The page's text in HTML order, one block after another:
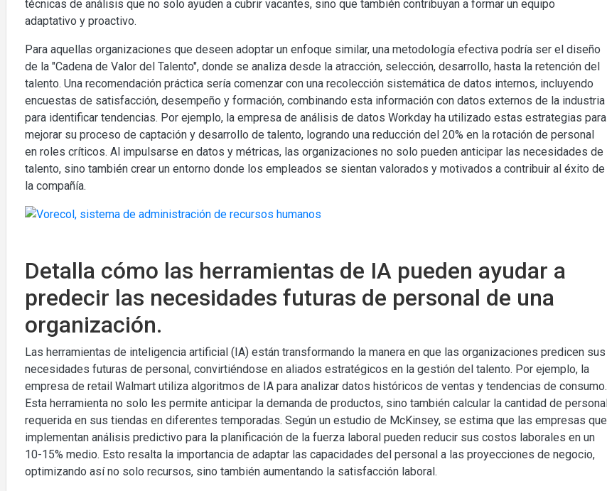
técnicas de análisis que no solo ayuden a cubrir vacantes, sino que también contribuyan a formar un equipo
adaptativo y proactivo.
Para aquellas organizaciones que deseen adoptar un enfoque similar, una metodología efectiva podría ser el diseño
de la "Cadena de Valor del Talento", donde se analiza desde la atracción, selección, desarrollo, hasta la retención del
talento. Una recomendación práctica sería comenzar con una recolección sistemática de datos internos, incluyendo
encuestas de satisfacción, desempeño y formación, combinando esta información con datos externos de la industria
para identificar tendencias. Por ejemplo, la empresa de análisis de datos Workday ha utilizado estas estrategias para
mejorar su proceso de captación y desarrollo de talento, logrando una reducción del 20% en la rotación de personal
en roles críticos. Al impulsarse en datos y métricas, las organizaciones no solo pueden anticipar las necesidades de
talento, sino también crear un entorno donde los empleados se sientan valorados y motivados a contribuir al éxito de
la compañía.
Detalla cómo las herramientas de IA pueden ayudar a
predecir las necesidades futuras de personal de una
organización.
Las herramientas de inteligencia artificial (IA) están transformando la manera en que las organizaciones predicen sus
necesidades futuras de personal, convirtiéndose en aliados estratégicos en la gestión del talento. Por ejemplo, la
empresa de retail Walmart utiliza algoritmos de IA para analizar datos históricos de ventas y tendencias de consumo.
Esta herramienta no solo les permite anticipar la demanda de productos, sino también calcular la cantidad de personal
requerida en sus tiendas en diferentes temporadas. Según un estudio de McKinsey, se estima que las empresas que
implementan análisis predictivo para la planificación de la fuerza laboral pueden reducir sus costos laborales en un
10-15% medio. Esto resalta la importancia de adaptar las capacidades del personal a las proyecciones de negocio,
optimizando así no solo recursos, sino también aumentando la satisfacción laboral.